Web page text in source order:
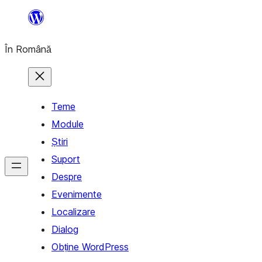
conținut
În Română
Teme
Module
Știri
Suport
Despre
Evenimente
Localizare
Dialog
Obține WordPress